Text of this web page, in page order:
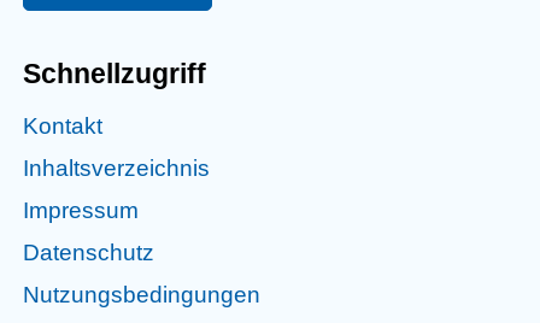
Schnellzugriff
Kontakt
Inhaltsverzeichnis
Impressum
Datenschutz
Nutzungsbedingungen